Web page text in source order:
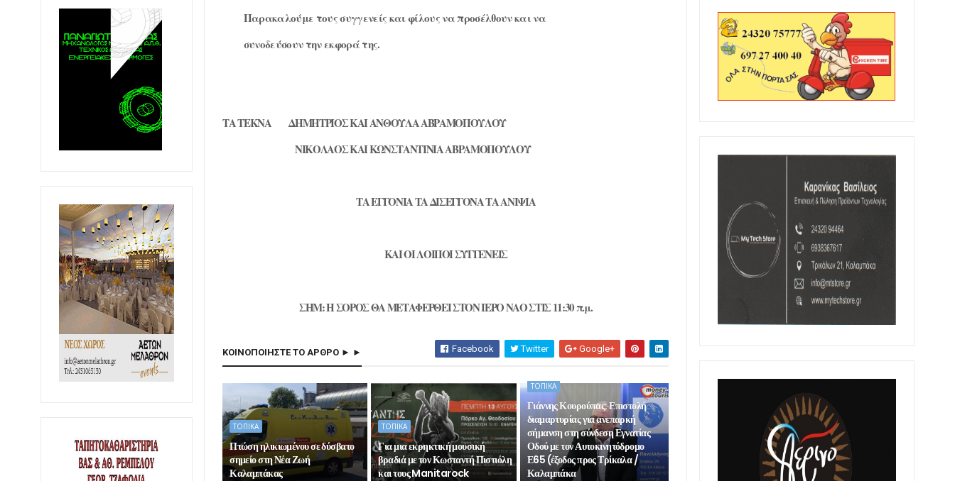
Παρακαλούμε τους συγγενείς και φίλους να προσέλθουν και να
συνοδεύσουν την εκφορά της.
ΤΑ ΤΕΚΝΑ
ΔΗΜΗΤΡΙΟΣ ΚΑΙ ΑΝΘΟΥΛΑ ΑΒΡΑΜΟΠΟΥΛΟΥ
ΝΙΚΟΛΑΟΣ ΚΑΙ ΚΩΝΣΤΑΝΤΙΝΙΑ ΑΒΡΑΜΟΠΟΥΛΟΥ
ΤΑ ΕΓΓΟΝΙΑ ΤΑ ΔΙΣΕΓΓΟΝΑ ΤΑ ΑΝΙΨΙΑ
ΚΑΙ ΟΙ ΛΟΙΠΟΙ ΣΥΓΓΕΝΕΙΣ
ΣΗΜ: Η ΣΟΡΟΣ ΘΑ ΜΕΤΑΦΕΡΘΕΙ ΣΤΟΝ ΙΕΡΟ ΝΑΟ ΣΤΙΣ 11:30 π.μ.
ΚΟΙΝΟΠΟΙΗΣΤΕ ΤΟ ΑΡΘΡΟ ► ► Facebook Twitter Google+
ΤΟΠΙΚΑ
Πτώση ηλικιωμένου σε δύσβατο
σημείο στη Νέα Ζωή
Καλαμπάκας
ΤΟΠΙΚΑ
Για μια εκρηκτική μουσική
βραδιά με τον Κωσταντή Πιστιόλη
και τους Manitarock
ΤΟΠΙΚΑ
Γιάννης Κουρούπας: Επιστολή
διαμαρτυρίας για ανεπαρκή
σήμανση στη σύνδεση Εγνατίας
Οδού με τον Αυτοκινητόδρομο
Ε65 (έξοδος προς Τρίκαλα /
Καλαμπάκα